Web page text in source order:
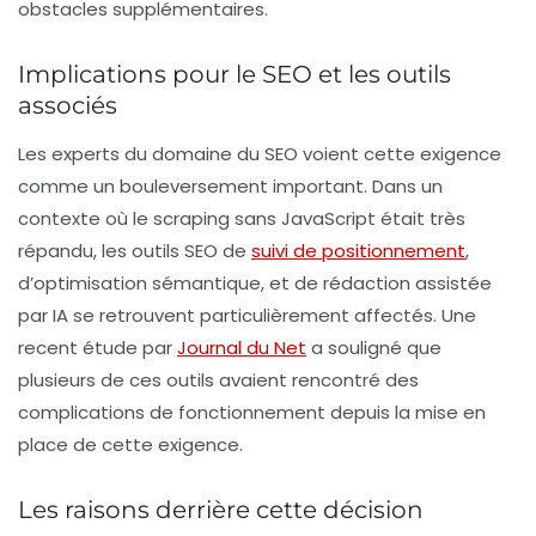
obstacles supplémentaires.
Implications pour le SEO et les outils
associés
Les experts du domaine du SEO voient cette exigence
comme un bouleversement important. Dans un
contexte où le scraping sans JavaScript était très
répandu, les outils SEO de suivi de positionnement,
d’optimisation sémantique, et de rédaction assistée
par IA se retrouvent particulièrement affectés. Une
recent étude parJournal du Net a souligné que
plusieurs de ces outils avaient rencontré des
complications de fonctionnement depuis la mise en
place de cette exigence.
Les raisons derrière cette décision